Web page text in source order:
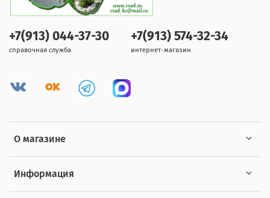
О магазине
Информация
+7(913) 044-37-30
справочная служба
+7(913) 574-32-34
интернет-магазин